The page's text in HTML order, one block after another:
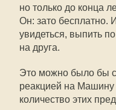
но только до конца
Он: зато бесплатно.
увидеться, выпить
на друга.
Это можно было бы
реакцией на Машину
количество этих